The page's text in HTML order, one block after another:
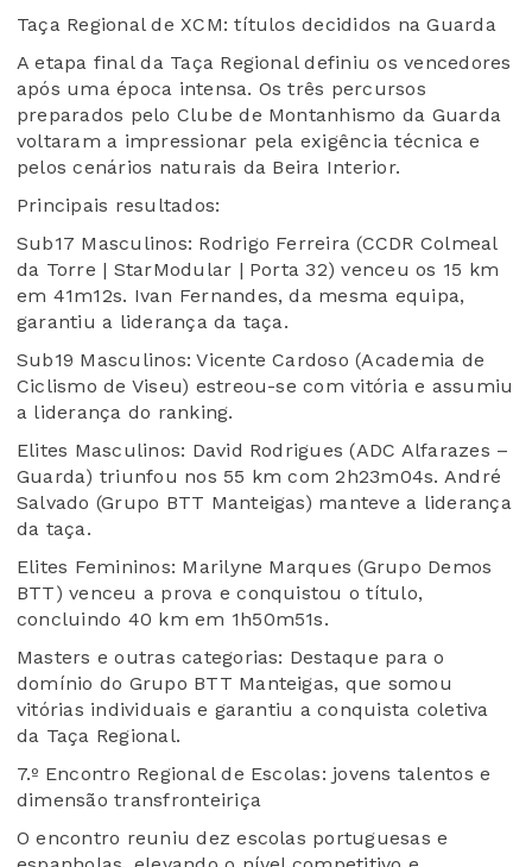
Taça Regional de XCM: títulos decididos na Guarda
A etapa final da Taça Regional definiu os vencedores
após uma época intensa. Os três percursos
preparados pelo Clube de Montanhismo da Guarda
voltaram a impressionar pela exigência técnica e
pelos cenários naturais da Beira Interior.
Principais resultados:
Sub17 Masculinos: Rodrigo Ferreira (CCDR Colmeal
da Torre | StarModular | Porta 32) venceu os 15 km
em 41m12s. Ivan Fernandes, da mesma equipa,
garantiu a liderança da taça.
Sub19 Masculinos: Vicente Cardoso (Academia de
Ciclismo de Viseu) estreou-se com vitória e assumiu
a liderança do ranking.
Elites Masculinos: David Rodrigues (ADC Alfarazes –
Guarda) triunfou nos 55 km com 2h23m04s. André
Salvado (Grupo BTT Manteigas) manteve a liderança
da taça.
Elites Femininos: Marilyne Marques (Grupo Demos
BTT) venceu a prova e conquistou o título,
concluindo 40 km em 1h50m51s.
Masters e outras categorias: Destaque para o
domínio do Grupo BTT Manteigas, que somou
vitórias individuais e garantiu a conquista coletiva
da Taça Regional.
7.º Encontro Regional de Escolas: jovens talentos e
dimensão transfronteiriça
O encontro reuniu dez escolas portuguesas e